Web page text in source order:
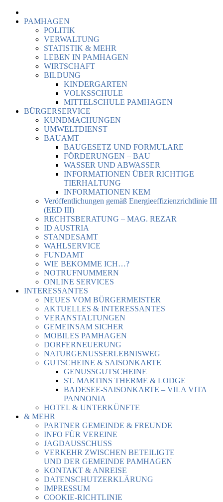
PAMHAGEN
POLITIK
VERWALTUNG
STATISTIK & MEHR
LEBEN IN PAMHAGEN
WIRTSCHAFT
BILDUNG
KINDERGARTEN
VOLKSSCHULE
MITTELSCHULE PAMHAGEN
BÜRGERSERVICE
KUNDMACHUNGEN
UMWELTDIENST
BAUAMT
BAUGESETZ UND FORMULARE
FÖRDERUNGEN – BAU
WASSER UND ABWASSER
INFORMATIONEN ÜBER RICHTIGE
TIERHALTUNG
INFORMATIONEN KEM
Veröffentlichungen gemäß Energieeffizienzrichtlinie III
(EED III)
RECHTSBERATUNG – MAG. REZAR
ID AUSTRIA
STANDESAMT
WAHLSERVICE
FUNDAMT
WIE BEKOMME ICH…?
NOTRUFNUMMERN
ONLINE SERVICES
INTERESSANTES
NEUES VOM BÜRGERMEISTER
AKTUELLES & INTERESSANTES
VERANSTALTUNGEN
GEMEINSAM SICHER
MOBILES PAMHAGEN
DORFERNEUERUNG
NATURGENUSSERLEBNISWEG
GUTSCHEINE & SAISONKARTE
GENUSSGUTSCHEINE
ST. MARTINS THERME & LODGE
BADESEE-SAISONKARTE – VILA VITA
PANNONIA
HOTEL & UNTERKÜNFTE
& MEHR
PARTNER GEMEINDE & FREUNDE
INFO FÜR VEREINE
JAGDAUSSCHUSS
VERKEHR ZWISCHEN BETEILIGTE
UND DER GEMEINDE PAMHAGEN
KONTAKT & ANREISE
DATENSCHUTZERKLÄRUNG
IMPRESSUM
COOKIE-RICHTLINIE